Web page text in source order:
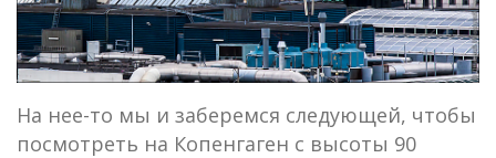
На нее-то мы и заберемся следующей, чтобы
посмотреть на Копенгаген с высоты 90